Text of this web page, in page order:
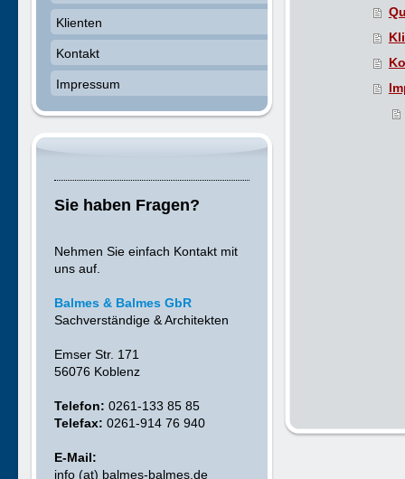
Klienten
Kontakt
Impressum
Sie haben Fragen?
Nehmen Sie einfach Kontakt mit
uns auf.
Balmes & Balmes GbR
Sachverständige & Architekten
Emser Str. 171
56076 Koblenz
Telefon: 0261-133 85 85
Telefax: 0261-914 76 940
E-Mail:
info (at) balmes-balmes.de